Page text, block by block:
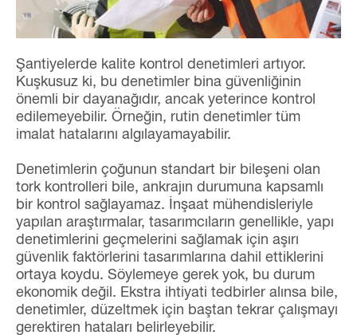
Şantiyelerde kalite kontrol denetimleri artıyor.
Kuşkusuz ki, bu denetimler bina güvenliğinin
önemli bir dayanağıdır, ancak yeterince kontrol
edilemeyebilir. Örneğin, rutin denetimler tüm
imalat hatalarını algılayamayabilir.
Denetimlerin çoğunun standart bir bileşeni olan
tork kontrolleri bile, ankrajın durumuna kapsamlı
bir kontrol sağlayamaz. İnşaat mühendisleriyle
yapılan araştırmalar, tasarımcıların genellikle, yapı
denetimlerini geçmelerini sağlamak için aşırı
güvenlik faktörlerini tasarımlarına dahil ettiklerini
ortaya koydu. Söylemeye gerek yok, bu durum
ekonomik değil. Ekstra ihtiyati tedbirler alınsa bile,
denetimler, düzeltmek için baştan tekrar çalışmayı
gerektiren hataları belirleyebilir.